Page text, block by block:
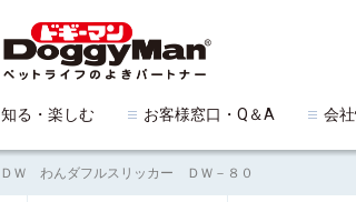
知る・楽しむ お客様窓口・Q＆A 会
ＤＷ わんダフルスリッカー ＤＷ－８０